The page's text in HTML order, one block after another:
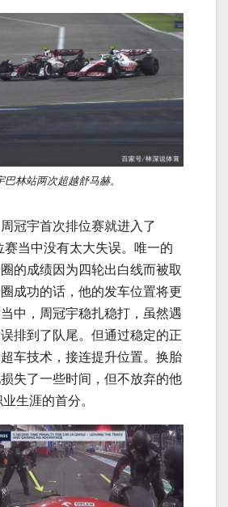
巴林站两次超越舒马赫。
冠宇首次排位赛就进入了
赛当中没有太大失误。唯一的
的成绩因为四轮出白线而被取
成功的话，他的发车位置将更
中，周冠宇稳扎稳打，虽然遇
排到了队尾。但通过稳定的正
车技术，接连提升位置。换胎
失了一些时间，但不放弃的他
生涯的首分。